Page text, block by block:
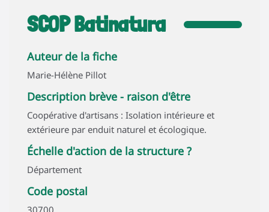
SCOP Batinatura
Auteur de la fiche
Marie-Hélène Pillot
Description brève - raison d'être
Coopérative d'artisans : Isolation intérieure et
extérieure par enduit naturel et écologique.
Échelle d'action de la structure ?
Département
Code postal
30700